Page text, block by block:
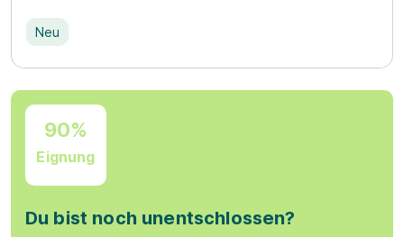
Neu
90%
Eignung
Du bist noch unentschlossen?